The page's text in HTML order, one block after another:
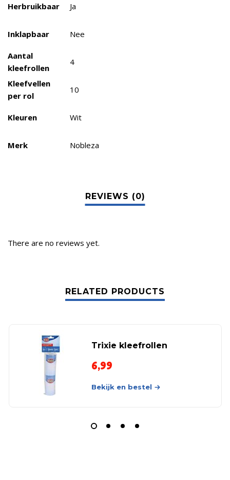
Herbruikbaar Ja
Inklapbaar Nee
Aantal
kleefrollen
4
Kleefvellen
per rol
10
Kleuren Wit
Merk Nobleza
There are no reviews yet.
RELATED PRODUCTS
Trixie kleefrollen
6,99
Bekijk en bestel